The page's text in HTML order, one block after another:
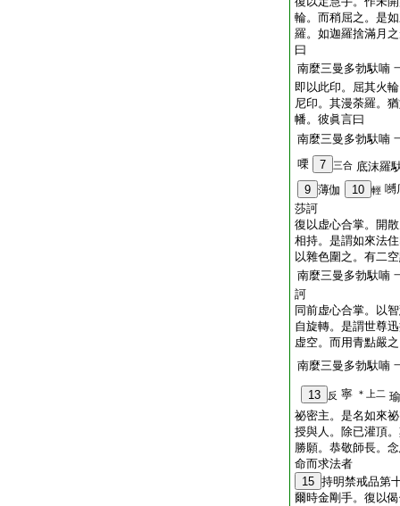
輪。而稍屈之。是
羅。如迦羅捨滿月
曰
南麼三曼多勃馱喃
即以此印。屈其火
尼印。其漫荼羅。
幡。彼眞言曰
南麼三曼多勃馱喃
㗚 7 三合 底沫羅
9 薄伽 10 輕 嚩
莎訶
復以虚心合掌。開
相持。是謂如來法
以雜色圍之。有二
南麼三曼多勃馱喃
訶
同前虚心合掌。以
自旋轉。是謂世尊
虚空。而用青點嚴
南麼三曼多勃馱喃
13 反 寧 ＊上二
祕密主。是名如來
授與人。除已灌頂
勝願。恭敬師長。
命而求法者
15 持明禁戒品第
爾時金剛手。復以